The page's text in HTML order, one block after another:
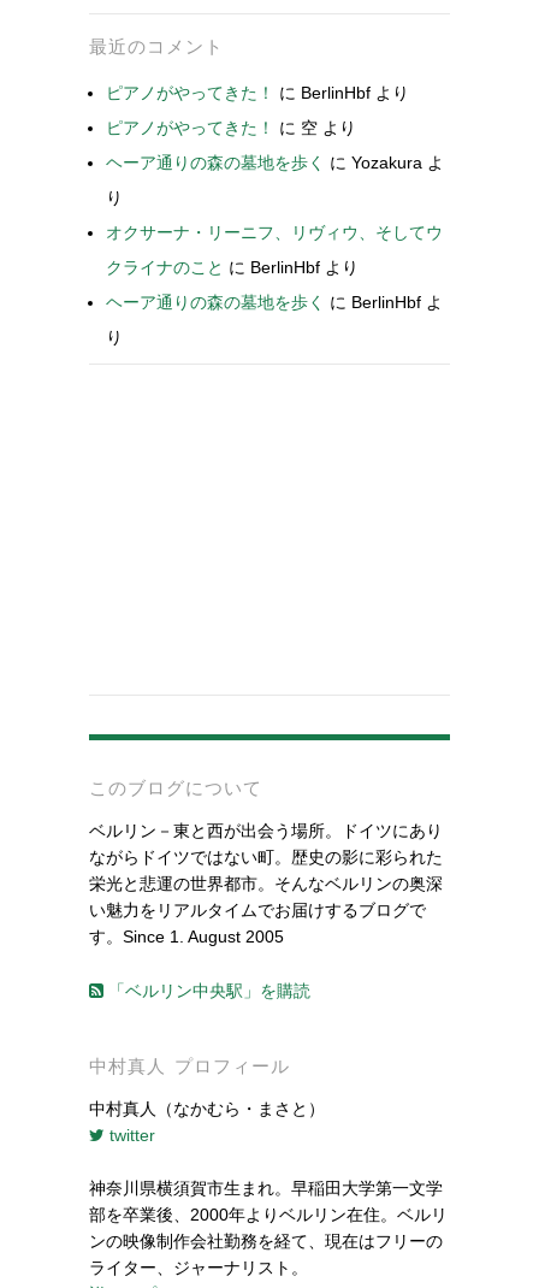
最近のコメント
ピアノがやってきた！ に BerlinHbf より
ピアノがやってきた！
に 空 より
ヘーア通りの森の墓地を歩く
に Yozakura よ
り
オクサーナ・リーニフ、リヴィウ、そしてウ
クライナのこと に BerlinHbf より
ヘーア通りの森の墓地を歩く
に BerlinHbf よ
り
-
このブログについて
ベルリン－東と西が出会う場所。ドイツにあり
ながらドイツではない町。歴史の影に彩られた
栄光と悲運の世界都市。そんなベルリンの奥深
い魅力をリアルタイムでお届けするブログで
す。Since 1. August 2005
「ベルリン中央駅」を購読
中村真人 プロフィール
中村真人（なかむら・まさと）
twitter
神奈川県横須賀市生まれ。早稲田大学第一文学
部を卒業後、2000年よりベルリン在住。ベルリ
ンの映像制作会社勤務を経て、現在はフリーの
ライター、ジャーナリスト。